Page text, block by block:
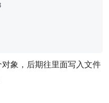
象，后期往里面写入文件